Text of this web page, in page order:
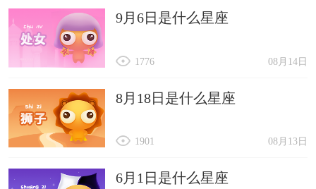
9月6日是什么星座
08月14日
1776
8月18日是什么星座
08月13日
1901
6月1日是什么星座